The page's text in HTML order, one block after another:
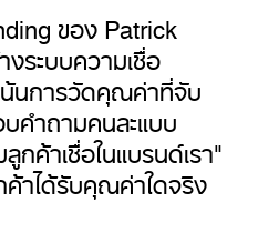
ของ Patrick
ระบบความเชื่อ
น้นการวัดคุณค่าที่จับ
คำถามคนละแบบ
กค้าเชื่อในแบรนด์เรา"
าได้รับคุณค่าใดจริง